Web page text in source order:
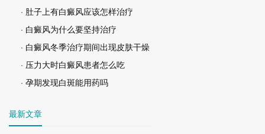
· 肚子上有白癜风应该怎样治疗
· 白癜风为什么要坚持治疗
· 白癜风冬季治疗期间出现皮肤干燥
· 压力大时白癜风患者怎么吃
· 孕期发现白斑能用药吗
最新文章